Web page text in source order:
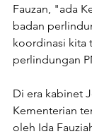
Fauzan, "ada
badan
koordinasi kita
perlindungan
Di era kabinet
Kementerian
oleh Ida